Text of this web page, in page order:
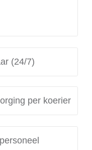
(24/7)
per koerier